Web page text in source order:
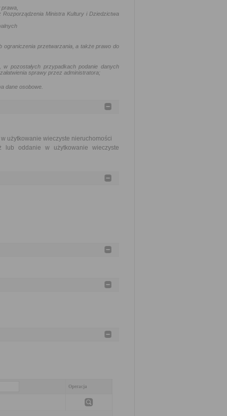
Ministra Kultury i Dziedzictwa
ograniczenia przetwarzania, a także prawo do
pozostałych przypadkach podanie danych
sprawy przez administratora;
dane osobowe.
użytkowanie wieczyste nieruchomości
lub oddanie w użytkowanie wieczyste
Operacja